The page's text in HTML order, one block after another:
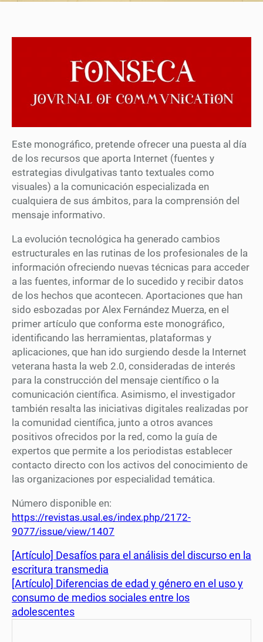
Este monográfico, pretende ofrecer una puesta al día
de los recursos que aporta Internet (fuentes y
estrategias divulgativas tanto textuales como
visuales) a la comunicación especializada en
cualquiera de sus ámbitos, para la comprensión del
mensaje informativo.
La evolución tecnológica ha generado cambios
estructurales en las rutinas de los profesionales de la
información ofreciendo nuevas técnicas para acceder
a las fuentes, informar de lo sucedido y recibir datos
de los hechos que acontecen. Aportaciones que han
sido esbozadas por Alex Fernández Muerza, en el
primer artículo que conforma este monográfico,
identificando las herramientas, plataformas y
aplicaciones, que han ido surgiendo desde la Internet
veterana hasta la web 2.0, consideradas de interés
para la construcción del mensaje científico o la
comunicación científica. Asimismo, el investigador
también resalta las iniciativas digitales realizadas por
la comunidad científica, junto a otros avances
positivos ofrecidos por la red, como la guía de
expertos que permite a los periodistas establecer
contacto directo con los activos del conocimiento de
las organizaciones por especialidad temática.
Número disponible en:
https://revistas.usal.es/index.php/2172-
9077/issue/view/1407
[Artículo] Desafíos para el análisis del discurso en la
escritura transmedia
[Artículo] Diferencias de edad y género en el uso y
consumo de medios sociales entre los
adolescentes